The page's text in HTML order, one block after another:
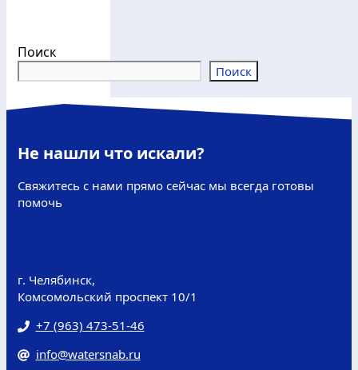
Поиск
Поиск
Не нашли что искали?
Свяжитесь с нами прямо сейчас мы всегда готовы
помочь
г. Челябинск,
Комсомольский проспект 10/1
+7 (963) 473-51-46
info@watersnab.ru